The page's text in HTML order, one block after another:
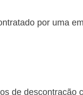
por uma
de descontração